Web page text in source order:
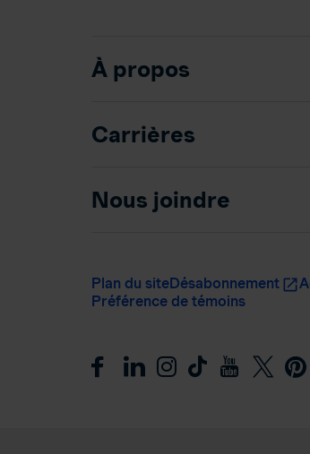
À propos
Carrières
Nous joindre
Plan du siteDésabonnement
Préférence de témoins